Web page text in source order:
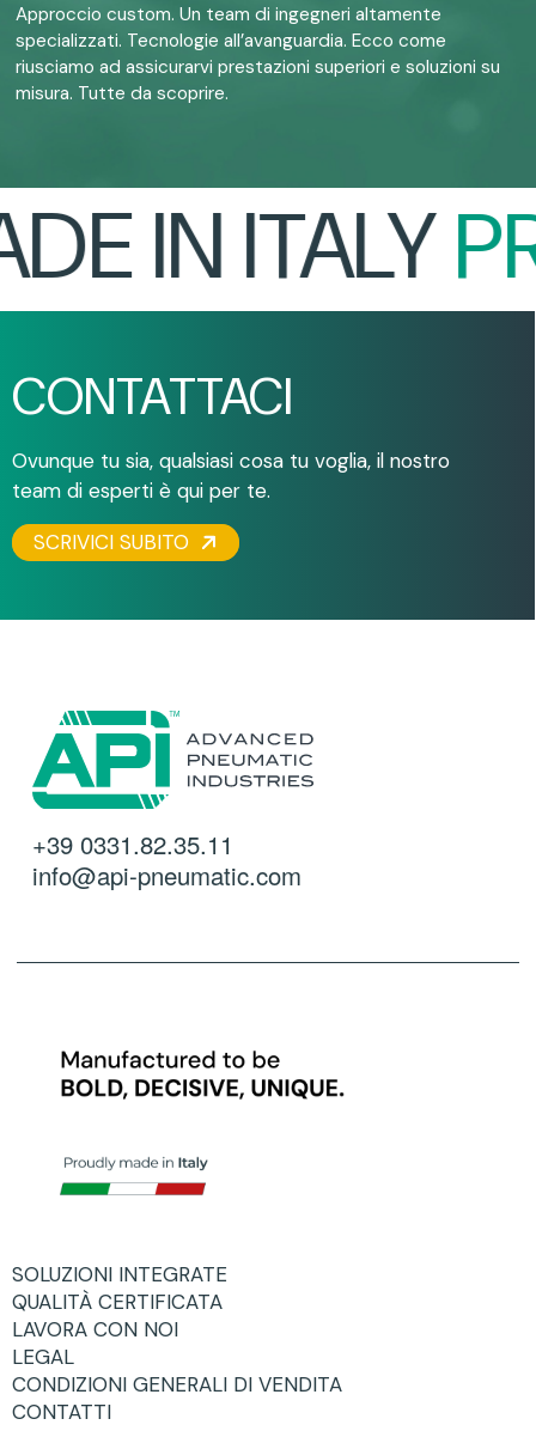
Approccio custom. Un team di ingegneri altamente
specializzati. Tecnologie all’avanguardia. Ecco come
riusciamo ad assicurarvi prestazioni superiori e soluzioni su
misura. Tutte da scoprire.
IN ITALY
CONTATTACI
Ovunque tu sia, qualsiasi cosa tu voglia, il nostro
team di esperti è qui per te.
SCRIVICI SUBITO
+39 0331.82.35.11
info@api-pneumatic.com
SOLUZIONI INTEGRATE
QUALITÀ CERTIFICATA
LAVORA CON NOI
LEGAL
CONDIZIONI GENERALI DI VENDITA
CONTATTI